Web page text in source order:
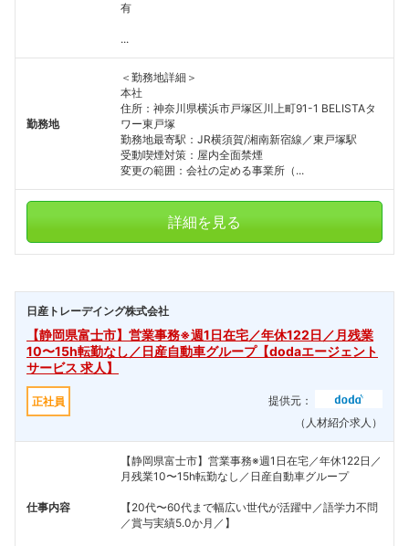
有
...
勤務地
＜勤務地詳細＞
本社
住所：神奈川県横浜市戸塚区川上町91-1 BELISTAタ
ワー東戸塚
勤務地最寄駅：JR横須賀/湘南新宿線／東戸塚駅
受動喫煙対策：屋内全面禁煙
変更の範囲：会社の定める事業所（...
詳細を見る
日産トレーデイング株式会社
【静岡県富士市】営業事務※週1日在宅／年休122日／月残業
10〜15h転勤なし／日産自動車グループ【dodaエージェント
サービス 求人】
正社員
提供元：
（人材紹介求人）
仕事内容
【静岡県富士市】営業事務※週1日在宅／年休122日／
月残業10〜15h転勤なし／日産自動車グループ
【20代〜60代まで幅広い世代が活躍中／語学力不問
／賞与実績5.0か月／】